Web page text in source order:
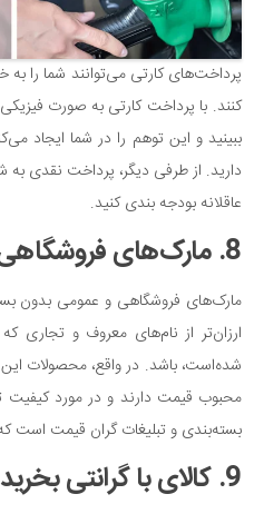
پرداخت‌های کارتی می‌توانند شما را به
کنند. با پرداخت کارتی به صورت
ببینید و این توهم را در شما ایجاد
دارید. از طرفی دیگر، پرداخت نقدی
عاقلانه بودجه بندی کنید.
8. مارک‌های فروشگاهی یا عمومی بخرید
مارک‌های فروشگاهی و عمومی بدون
ارزان‌تر از نام‌های معروف و تجاری که
محبوب قیمت دارند و در مورد کیفیت
بسته‌بندی و تبلیغات گران قیمت است که
9. کالای با گرانتی بخرید